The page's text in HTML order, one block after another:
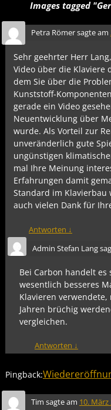
Images tagged
Petra Römersagte am
Sehr geehrter Herr
Video über die Klaviere
dem Sie über die
Kunststoff-
gerade ein Video
Neuentwicklung über
wurde. Als Vorteil zur
unveränderlich gute
ungünstigen
mal Ihre Meinung
Erfahrungen damit
Standard im Klavierbau
auch vielen Dank für
Antworten ↓
Admin Stefan Lang
Bei Carbon handelt
wesentlich besseres
Klavieren
Jahren brüchig
vergleichen.
Antworten ↓
Pingback:
Tim sagte am 10. März